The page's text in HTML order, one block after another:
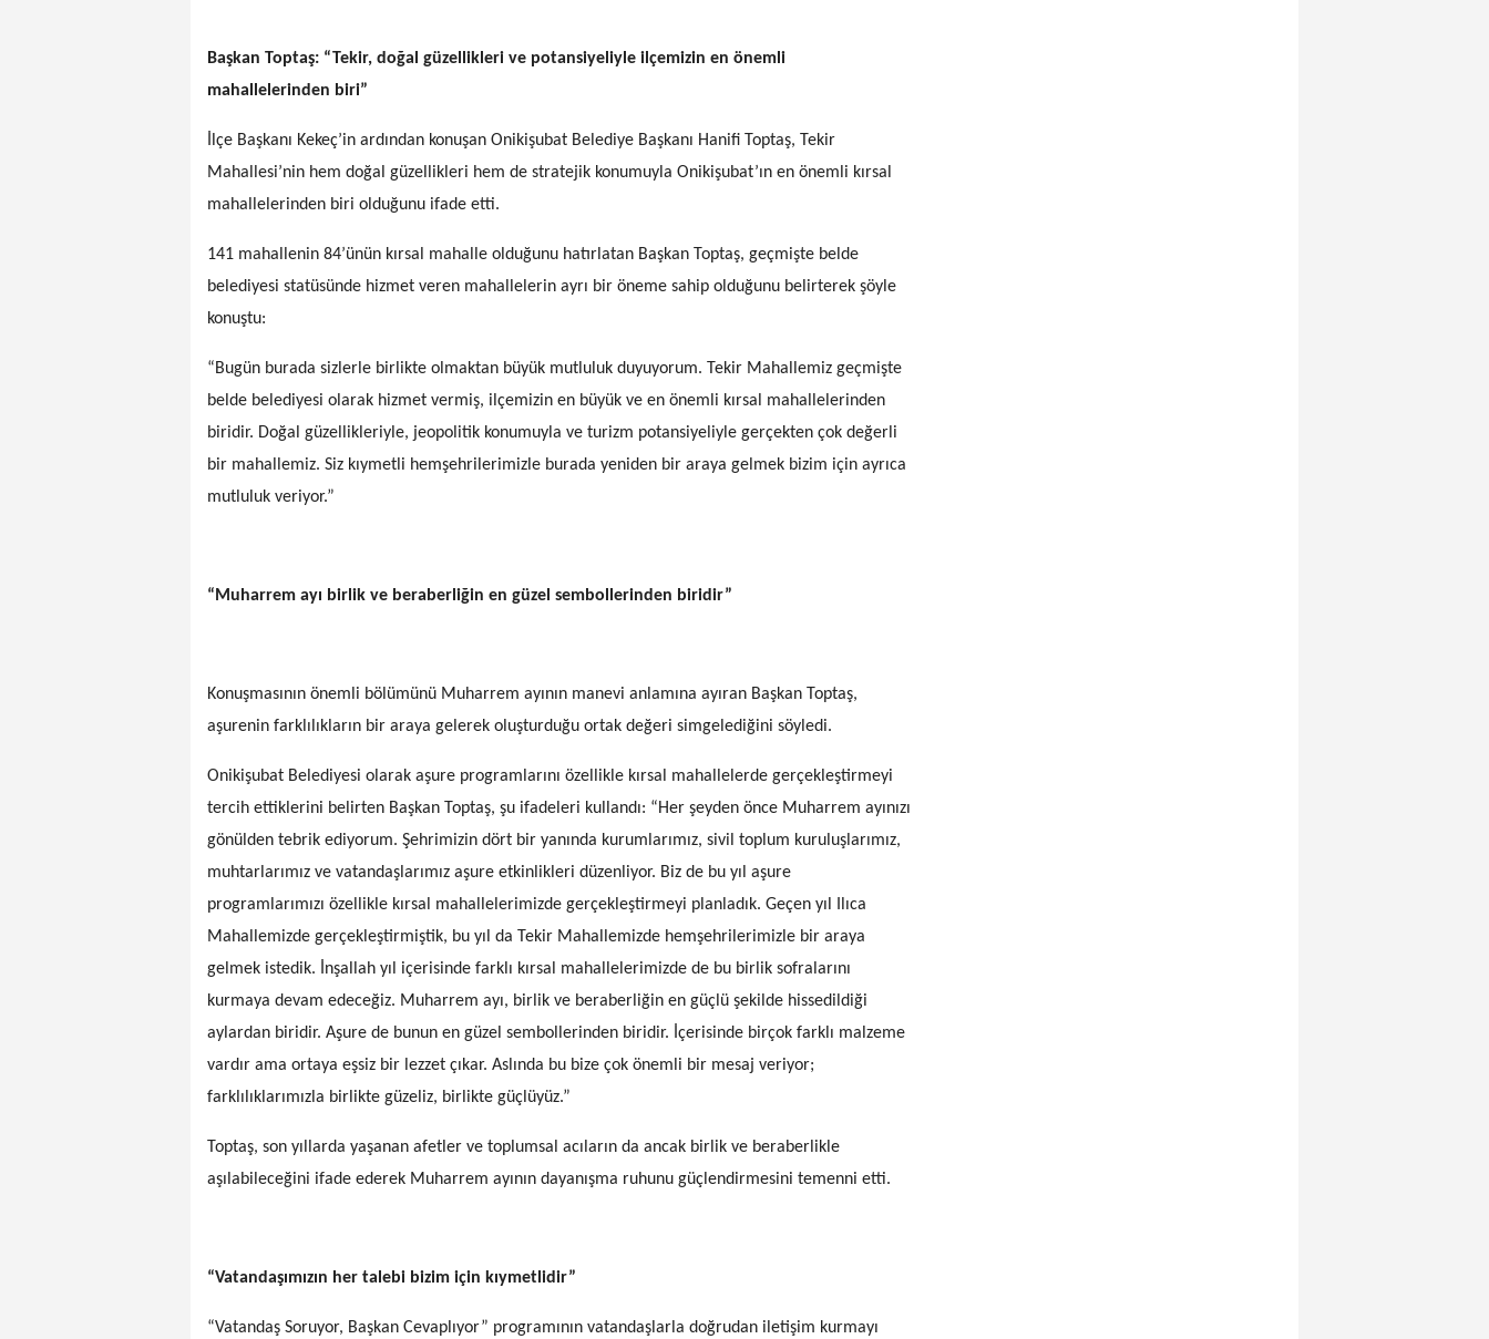
Başkan Toptaş: “Tekir, doğal güzellikleri ve potansiyeliyle ilçemizin en önemli
mahallelerinden biri”
İlçe Başkanı Kekeç’in ardından konuşan Onikişubat Belediye Başkanı Hanifi Toptaş, Tekir
Mahallesi’nin hem doğal güzellikleri hem de stratejik konumuyla Onikişubat’ın en önemli kırsal
mahallelerinden biri olduğunu ifade etti.
141 mahallenin 84’ünün kırsal mahalle olduğunu hatırlatan Başkan Toptaş, geçmişte belde
belediyesi statüsünde hizmet veren mahallelerin ayrı bir öneme sahip olduğunu belirterek şöyle
konuştu:
“Bugün burada sizlerle birlikte olmaktan büyük mutluluk duyuyorum. Tekir Mahallemiz geçmişte
belde belediyesi olarak hizmet vermiş, ilçemizin en büyük ve en önemli kırsal mahallelerinden
biridir. Doğal güzellikleriyle, jeopolitik konumuyla ve turizm potansiyeliyle gerçekten çok değerli
bir mahallemiz. Siz kıymetli hemşehrilerimizle burada yeniden bir araya gelmek bizim için ayrıca
mutluluk veriyor.”
“Muharrem ayı birlik ve beraberliğin en güzel sembollerinden biridir”
Konuşmasının önemli bölümünü Muharrem ayının manevi anlamına ayıran Başkan Toptaş,
aşurenin farklılıkların bir araya gelerek oluşturduğu ortak değeri simgelediğini söyledi.
Onikişubat Belediyesi olarak aşure programlarını özellikle kırsal mahallelerde gerçekleştirmeyi
tercih ettiklerini belirten Başkan Toptaş, şu ifadeleri kullandı: “Her şeyden önce Muharrem ayınızı
gönülden tebrik ediyorum. Şehrimizin dört bir yanında kurumlarımız, sivil toplum kuruluşlarımız,
muhtarlarımız ve vatandaşlarımız aşure etkinlikleri düzenliyor. Biz de bu yıl aşure
programlarımızı özellikle kırsal mahallelerimizde gerçekleştirmeyi planladık. Geçen yıl Ilıca
Mahallemizde gerçekleştirmiştik, bu yıl da Tekir Mahallemizde hemşehrilerimizle bir araya
gelmek istedik. İnşallah yıl içerisinde farklı kırsal mahallelerimizde de bu birlik sofralarını
kurmaya devam edeceğiz. Muharrem ayı, birlik ve beraberliğin en güçlü şekilde hissedildiği
aylardan biridir. Aşure de bunun en güzel sembollerinden biridir. İçerisinde birçok farklı malzeme
vardır ama ortaya eşsiz bir lezzet çıkar. Aslında bu bize çok önemli bir mesaj veriyor;
farklılıklarımızla birlikte güzeliz, birlikte güçlüyüz.”
Toptaş, son yıllarda yaşanan afetler ve toplumsal acıların da ancak birlik ve beraberlikle
aşılabileceğini ifade ederek Muharrem ayının dayanışma ruhunu güçlendirmesini temenni etti.
“Vatandaşımızın her talebi bizim için kıymetlidir”
“Vatandaş Soruyor, Başkan Cevaplıyor” programının vatandaşlarla doğrudan iletişim kurmayı